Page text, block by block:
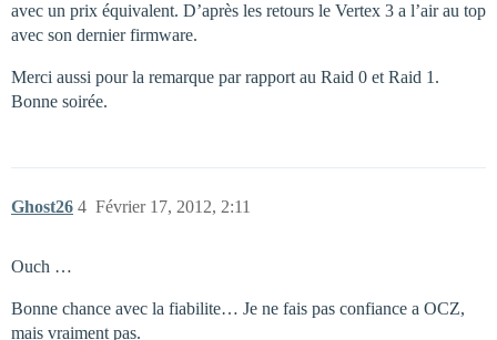
avec un prix équivalent. D’après les retours le Vertex 3 a l’air au top
avec son dernier firmware.
Merci aussi pour la remarque par rapport au Raid 0 et Raid 1.
Bonne soirée.
Ghost26 Février 17, 2012, 2:11
4
Ouch …
Bonne chance avec la fiabilite… Je ne fais pas confiance a OCZ,
mais vraiment pas.